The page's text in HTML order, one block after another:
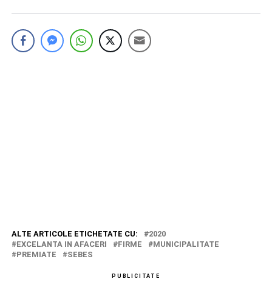
ALTE ARTICOLE ETICHETATE CU:
2020
EXCELANTA IN AFACERI
FIRME
MUNICIPALITATE
PREMIATE
SEBES
PUBLICITATE